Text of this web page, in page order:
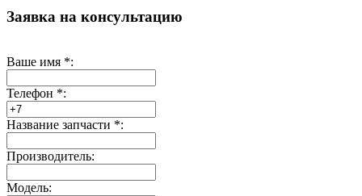
Заявка на консультацию
Ваше имя *:
Телефон *:
Название запчасти *:
Производитель:
Модель: